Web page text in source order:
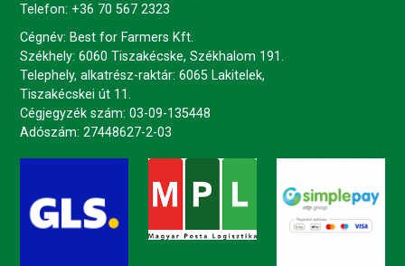
Telefon: +36 70 567 2323
Cégnév: Best for Farmers Kft.
Székhely: 6060 Tiszakécske, Székhalom 191.
Telephely, alkatrész-raktár: 6065 Lakitelek,
Tiszakécskei út 11.
Cégjegyzék szám: 03-09-135448
Adószám: 27448627-2-03